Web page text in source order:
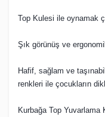
Top Kulesi ile oynamak
Şık görünüş ve
Hafif, sağlam ve
renkleri ile çocukların
Kurbağa Top Yuvarlama